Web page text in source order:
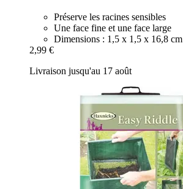
Préserve les racines sensibles
Une face fine et une face large
Dimensions : 1,5 x 1,5 x 16,8 cm
2,99 €
Livraison jusqu'au 17 août